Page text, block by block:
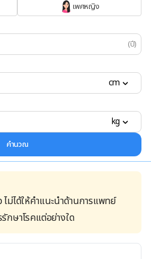
เพศหญิง
(ปี)
cm
kg
คำนวณ
ได้ให้คำแนะนำด้านการแพทย์
กษาโรคแต่อย่างใด